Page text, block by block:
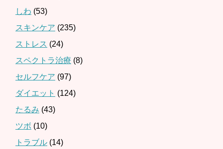
しわ (53)
スキンケア (235)
ストレス (24)
スペクトラ治療 (8)
セルフケア (97)
ダイエット (124)
たるみ (43)
ツボ (10)
トラブル (14)